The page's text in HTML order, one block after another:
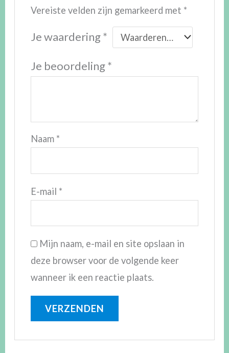
Vereiste velden zijn gemarkeerd met *
Je waardering*
Je beoordeling*
Naam *
E-mail *
Mijn naam, e-mail en site opslaan in
deze browser voor de volgende keer
wanneer ik een reactie plaats.